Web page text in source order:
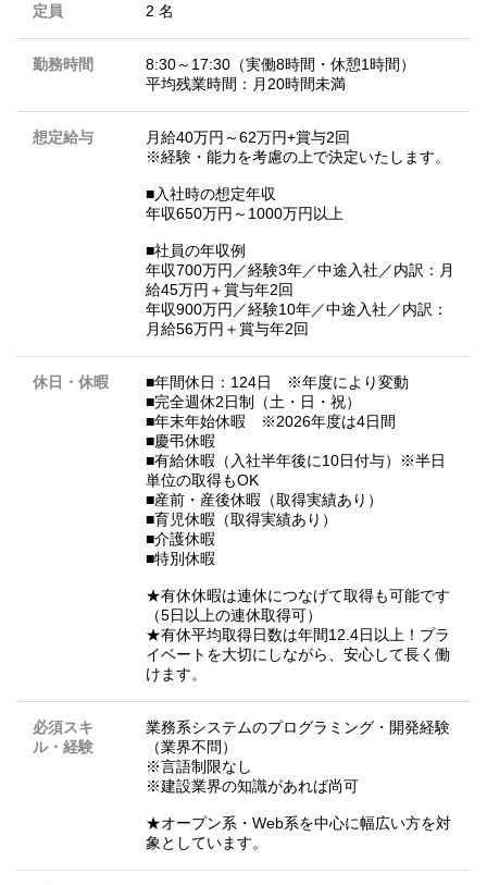
定員 2 名
勤務時間
8:30～17:30（実働8時間・休憩1時間）
平均残業時間：月20時間未満
想定給与
月給40万円～62万円+賞与2回
※経験・能力を考慮の上で決定いたします。
■入社時の想定年収
年収650万円～1000万円以上
■社員の年収例
年収700万円／経験3年／中途入社／内訳：月
給45万円＋賞与年2回
年収900万円／経験10年／中途入社／内訳：
月給56万円＋賞与年2回
休日・休暇
■年間休日：124日 ※年度により変動
■完全週休2日制（土・日・祝）
■年末年始休暇 ※2026年度は4日間
■慶弔休暇
■有給休暇（入社半年後に10日付与）※半日
単位の取得もOK
■産前・産後休暇（取得実績あり）
■育児休暇（取得実績あり）
■介護休暇
■特別休暇
★有休休暇は連休につなげて取得も可能です
（5日以上の連休取得可）
★有休平均取得日数は年間12.4日以上！プラ
イベートを大切にしながら、安心して長く働
けます。
必須スキ
ル・経験
業務系システムのプログラミング・開発経験
（業界不問）
※言語制限なし
※建設業界の知識があれば尚可
★オープン系・Web系を中心に幅広い方を対
象としています。